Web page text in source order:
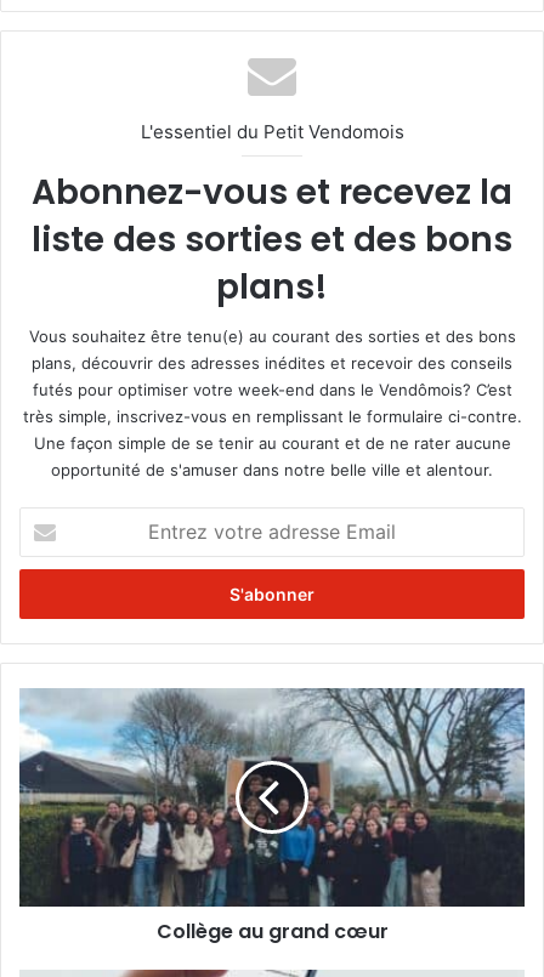
L'essentiel du Petit Vendomois
Abonnez-vous et recevez la
liste des sorties et des bons
plans!
Vous souhaitez être tenu(e) au courant des sorties et des bons
plans, découvrir des adresses inédites et recevoir des conseils
futés pour optimiser votre week-end dans le Vendômois? C’est
très simple, inscrivez-vous en remplissant le formulaire ci-contre.
Une façon simple de se tenir au courant et de ne rater aucune
opportunité de s'amuser dans notre belle ville et alentour.
t
e
z
t
r
a
d
e
s
C
o
l
è
g
u
Collège au grand cœur